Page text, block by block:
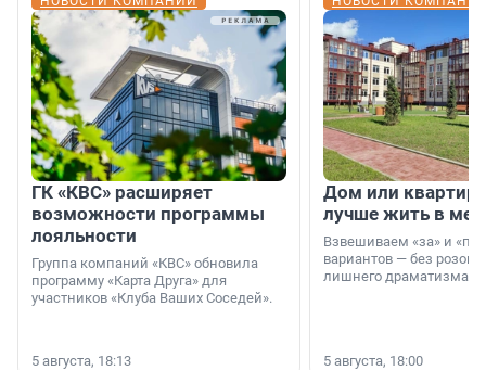
ГК «КВС» расширяет
возможности программы
лояльности
Группа компаний «КВС» обновила
программу «Карта Друга» для
участников «Клуба Ваших Соседей».
5 августа, 18:13
Дом или
лучше жить в
Взвешиваем «за» и
вариантов — без
лишнего драматизма.
5 августа, 18:00